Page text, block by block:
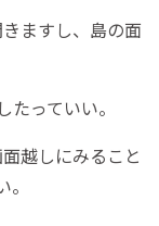
ますし、島の面
っていい。
越しにみること